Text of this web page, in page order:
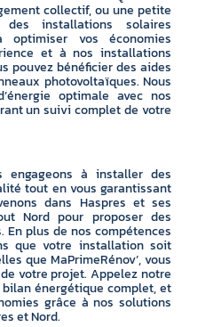
collectif, ou une petite
des installations solaires
vos économies
et à nos installations
pouvez bénéficier des aides
photovoltaïques. Nous
optimale avec nos
un suivi complet de votre
engageons à installer des
tout en vous garantissant
dans Haspres et ses
Nord pour proposer des
plus de nos compétences
que votre installation soit
que MaPrimeRénov’, vous
votre projet. Appelez notre
énergétique complet, et
grâce à nos solutions
et Nord.